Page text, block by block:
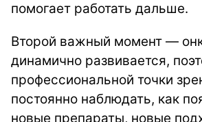
помогает работать дальше.
Второй важный момент —
динамично развивается,
профессиональной точки
постоянно наблюдать, как
новые препараты, новые